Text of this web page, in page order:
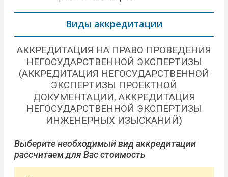
Виды аккредитации
АККРЕДИТАЦИЯ НА ПРАВО ПРОВЕДЕНИЯ
НЕГОСУДАРСТВЕННОЙ ЭКСПЕРТИЗЫ
(АККРЕДИТАЦИЯ НЕГОСУДАРСТВЕННОЙ
ЭКСПЕРТИЗЫ ПРОЕКТНОЙ
ДОКУМЕНТАЦИИ, АККРЕДИТАЦИЯ
НЕГОСУДАРСТВЕННОЙ ЭКСПЕРТИЗЫ
ИНЖЕНЕРНЫХ ИЗЫСКАНИЙ)
Выберите необходимый вид аккредитации
рассчитаем для Вас стоимость